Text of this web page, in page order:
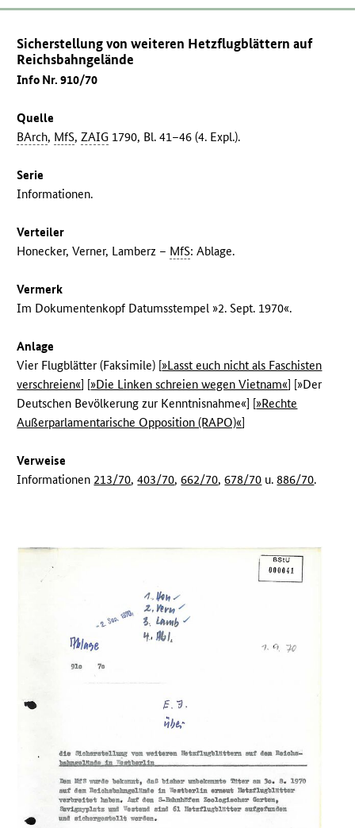
Sicherstellung von weiteren Hetzflugblättern auf
Reichsbahngelände
Info Nr. 910/70
Quelle
BArch, MfS,ZAIG 1790, Bl. 41–46 (4. Expl.).
Serie
Informationen.
Verteiler
Honecker, Verner, Lamberz – MfS: Ablage.
Vermerk
Im Dokumentenkopf Datumsstempel »2. Sept. 1970«.
Anlage
Vier Flugblätter (Faksimile) [»Lasst euch nicht als Faschisten
verschreien«] [»Die Linken schreien wegen Vietnam«] [»Der
Deutschen Bevölkerung zur Kenntnisnahme«] [»Rechte
Außerparlamentarische Opposition (RAPO)«]
Verweise
Informationen 213/70,403/70,662/70,678/70 u.886/70.